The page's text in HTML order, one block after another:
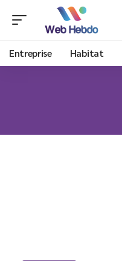
Entreprise Habitat